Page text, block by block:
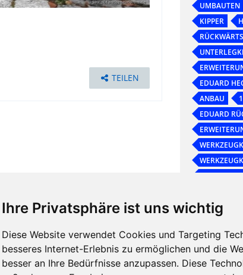
Ihre Privatsphäre ist uns wichtig
Diese Website verwendet Cookies und Targeting
besseres Internet-Erlebnis zu ermöglichen und die
besser an Ihre Bedürfnisse anzupassen. Diese
TEILEN
UMBAUTEN
KIPPER
EDUARD
ANBAU
EDUARD